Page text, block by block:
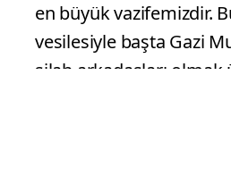
en büyük vazifemizdir.
vesilesiyle başta Gazi
silah arkadaşları olmak